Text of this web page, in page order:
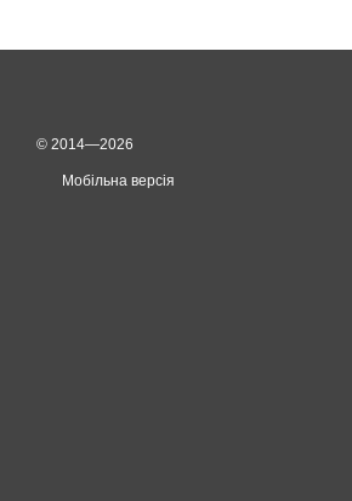
© 2014—2026
Мобільна версія